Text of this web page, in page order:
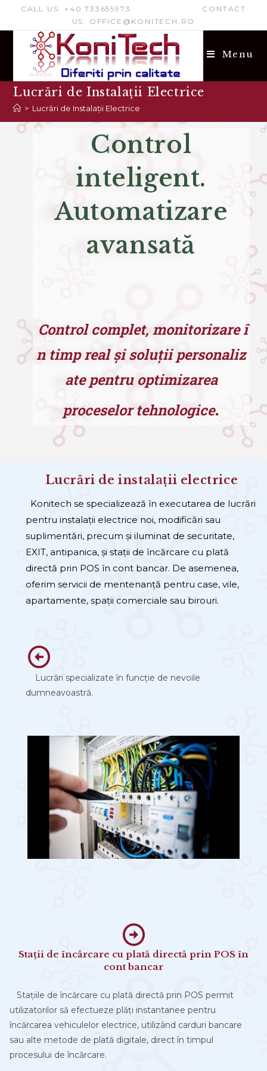
CALL US: +40 733655973 CONTACT
US: OFFICE@KONITECH.RO
Menu
Lucrări de Instalații Electrice
> Lucrări de Instalații Electrice
Control
inteligent.
Automatizare
avansată
Control complet, monitorizare î
n timp real și soluții personaliz
ate pentru optimizarea
proceselor tehnologice.
Lucrări de instalații electrice
Konitech se specializează în executarea de lucrări
pentru instalații electrice noi, modificări sau
suplimentări, precum și iluminat de securitate,
EXIT, antipanica, și stații de încărcare cu plată
directă prin POS în cont bancar. De asemenea,
oferim servicii de mentenanță pentru case, vile,
apartamente, spații comerciale sau birouri.
Lucrări specializate în funcție de nevoile
dumneavoastră.
Stații de încărcare cu plată directă prin POS în
cont bancar
Stațiile de încărcare cu plată directă prin POS permit
utilizatorilor să efectueze plăți instantanee pentru
încărcarea vehiculelor electrice, utilizând carduri bancare
sau alte metode de plată digitale, direct în timpul
procesului de încărcare.